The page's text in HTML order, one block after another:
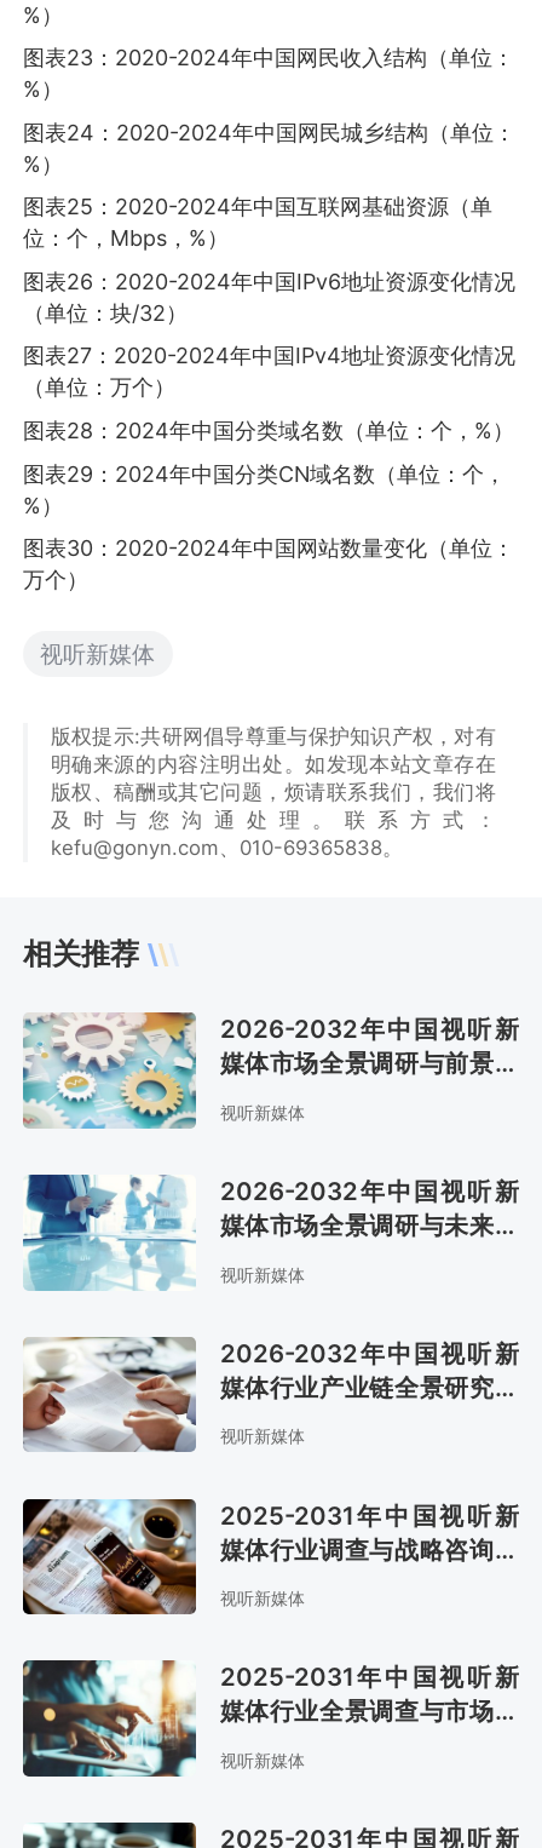
%）
图表23：2020-2024年中国网民收入结构（单位：
%）
图表24：2020-2024年中国网民城乡结构（单位：
%）
图表25：2020-2024年中国互联网基础资源（单
位：个，Mbps，%）
图表26：2020-2024年中国IPv6地址资源变化情况
（单位：块/32）
图表27：2020-2024年中国IPv4地址资源变化情况
（单位：万个）
图表28：2024年中国分类域名数（单位：个，%）
图表29：2024年中国分类CN域名数（单位：个，
%）
图表30：2020-2024年中国网站数量变化（单位：
万个）
视听新媒体
版权提示:共研网倡导尊重与保护知识产权，对有
明确来源的内容注明出处。如发现本站文章存在
版权、稿酬或其它问题，烦请联系我们，我们将
及时与您沟通处理。联系方式：
kefu@gonyn.com、010-69365838。
相关推荐
2026-2032年中国视听新
媒体市场全景调研与前景趋
势报告
视听新媒体
2026-2032年中国视听新
媒体市场全景调研与未来发
视听新媒体
2026-2032年中国视听新
媒体行业产业链全景研究及
发展战略咨询报告
视听新媒体
2025-2031年中国视听新
媒体行业调查与战略咨询报
告
视听新媒体
2025-2031年中国视听新
媒体行业全景调查与市场年
度调研报告
视听新媒体
2025-2031年中国视听新